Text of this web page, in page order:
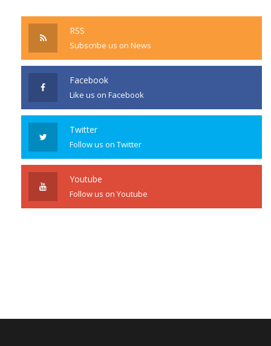
RSS
Subscribe us on News
Facebook
Like us on Facebook
Twitter
Follow us on Twitter
Youtube
Follow us on Youtube